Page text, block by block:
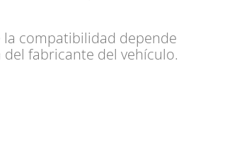
compatibilidad depende
fabricante del vehículo.